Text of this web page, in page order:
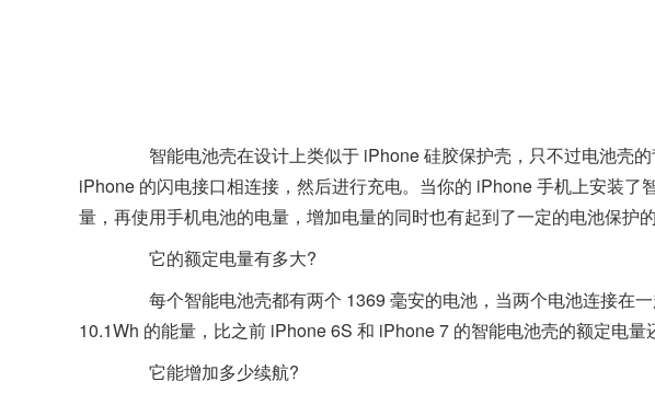
智能电池壳在设计上类似于 iPhone 硅胶保护壳，只不过电池壳
iPhone 的闪电接口相连接，然后进行充电。当你的 iPhone 手机上安装了
量，再使用手机电池的电量，增加电量的同时也有起到了一定的电池保护的
它的额定电量有多大?
每个智能电池壳都有两个 1369 毫安的电池，当两个电池连接在
10.1Wh 的能量，比之前 iPhone 6S 和 iPhone 7 的智能电池壳的额定电量
它能增加多少续航?